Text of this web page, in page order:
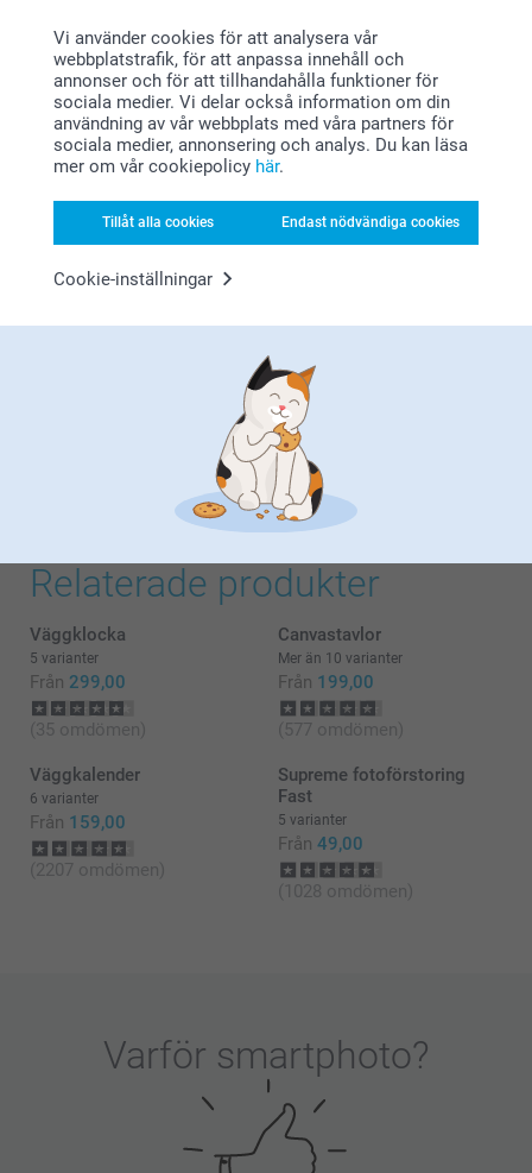
Vi använder cookies för att analysera vår
webbplatstrafik, för att anpassa innehåll och
annonser och för att tillhandahålla funktioner för
sociala medier. Vi delar också information om din
användning av vår webbplats med våra partners för
sociala medier, annonsering och analys. Du kan läsa
mer om vår cookiepolicy här.
Tillåt alla cookies Endast nödvändiga cookies
Cookie-inställningar
2025-01-10
14:27
Tack för ditt fina omdöme. Det är alltid så roligt med
nöjda kunder!
Ha en fin helg!
Varma hälsningar,
Miia @smartphoto
Anita S.,
2024-09-18
Fin produkt som blev mycket uppskattad 😀
Visa reaktioner
2024-09-18
Tusen tack för ditt omdöme av våra Alu-poster! Ett
enkelt och superläckert sätt att skapa ett eget
konstverk med favoritbilden. Tack för att du delar
Kirsi @smartphoto
Mycket bra kvalitet och plus i kanten att det följer med ett
väggfäste för att hänga upp tavlan👍
Visa mer
Relaterade produkter
Väggklocka
5 varianter
Från 299,00
(35 omdömen)
Canvastavlor
Mer än 10 varianter
Från 199,00
(577 omdömen)
Väggkalender
6 varianter
Från 159,00
(2207 omdömen)
Supreme fotoförstoring
Fast
5 varianter
Från 49,00
(1028 omdömen)
Varför smartphoto?